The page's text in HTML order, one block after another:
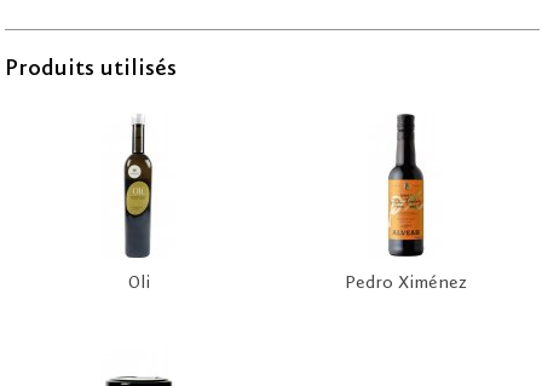
Produits utilisés
Oli Pedro Ximénez